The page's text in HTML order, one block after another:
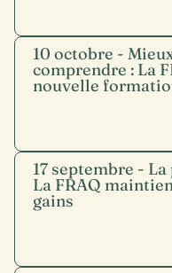
10 octobre -
comprendre : La
nouvelle
17 septembre -
La FRAQ
gains